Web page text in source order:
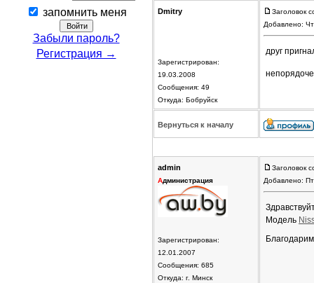
запомнить меня
Забыли пароль?
Регистрация →
Dmitry
Зарегистрирован:
19.03.2008
Сообщения: 49
Откуда: Бобруйск
Заголовок
Добавлено:
друг
Вернуться к началу
admin
Администрация
Зарегистрирован:
12.01.2007
Сообщения: 685
Откуда: г. Минск
Заголовок
Добавлено:
Модель